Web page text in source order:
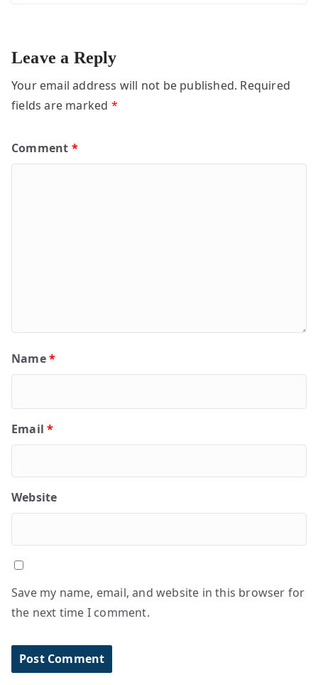
Leave a Reply
Your email address will not be published. Required
fields are marked *
Comment *
Name*
Email*
Website
Save my name, email, and website in this browser for
the next time I comment.